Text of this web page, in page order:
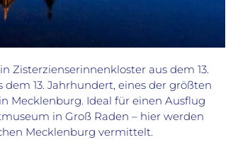
Zisterzienserinnenkloster aus dem 13.
13. Jahrhundert, eines der größten
Mecklenburg. Ideal für einen Ausflug
in Groß Raden – hier werden
Mecklenburg vermittelt.